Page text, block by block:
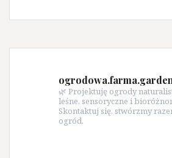
🌿 Projektuję ogrody
leśne, sensoryczne i
Skontaktuj się, stwórzmy
ogród.